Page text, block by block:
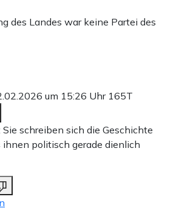
des Landes war keine Partei des
um 15:26 Uhr 165T
schreiben sich die Geschichte
ihnen politisch gerade dienlich